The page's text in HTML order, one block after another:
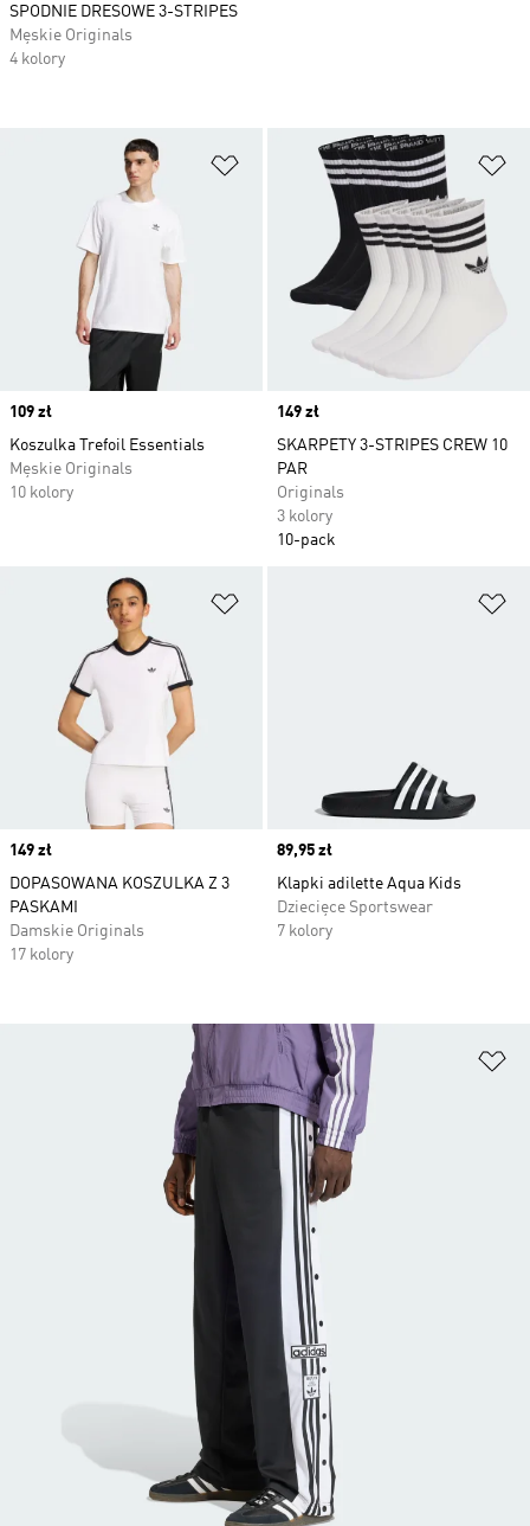
Dodaj do listy życzeń
Price
109 zł
Koszulka Trefoil Essentials
Męskie Originals
10 kolory
Price
149 zł
SKARPETY 3-STRIPES CREW 10
PAR
Originals
3 kolory
10-pack
Price
149 zł
DOPASOWANA KOSZULKA Z 3
PASKAMI
Damskie Originals
17 kolory
Price
89,95 zł
Klapki adilette Aqua Kids
Dziecięce Sportswear
7 kolory
SPODNIE DRESOWE 3-STRIPES
Męskie Originals
4 kolory